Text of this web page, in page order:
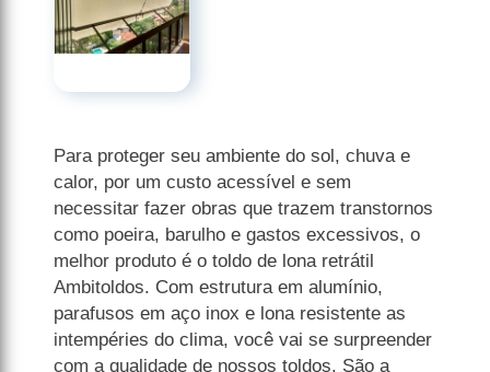
Para proteger seu ambiente do sol, chuva e
calor, por um custo acessível e sem
necessitar fazer obras que trazem transtornos
como poeira, barulho e gastos excessivos, o
melhor produto é o toldo de lona retrátil
Ambitoldos. Com estrutura em alumínio,
parafusos em aço inox e lona resistente as
intempéries do clima, você vai se surpreender
com a qualidade de nossos toldos. São a